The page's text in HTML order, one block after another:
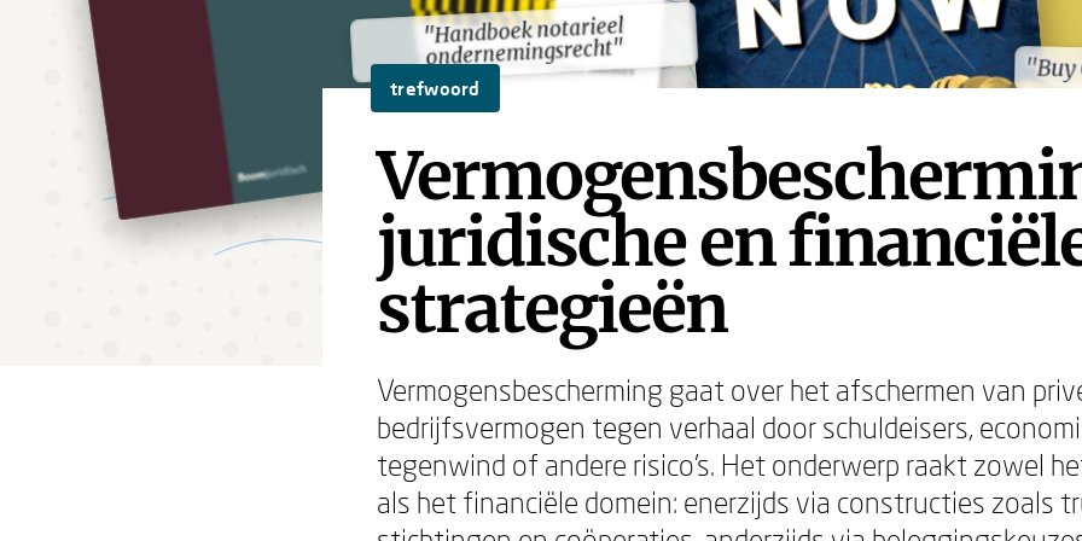
"Handboek notarieel
ondernemingsrecht" "Buy
"Handboek notarieel
ondernemingsrecht" "Buy
trefwoord
juridische en
strategieën
Vermogensbescherming gaat over het afschermen van
bedrijfsvermogen tegen verhaal door schuldeisers,
tegenwind of andere risico's. Het onderwerp raakt zowel
als het financiële domein: enerzijds via constructies zoals